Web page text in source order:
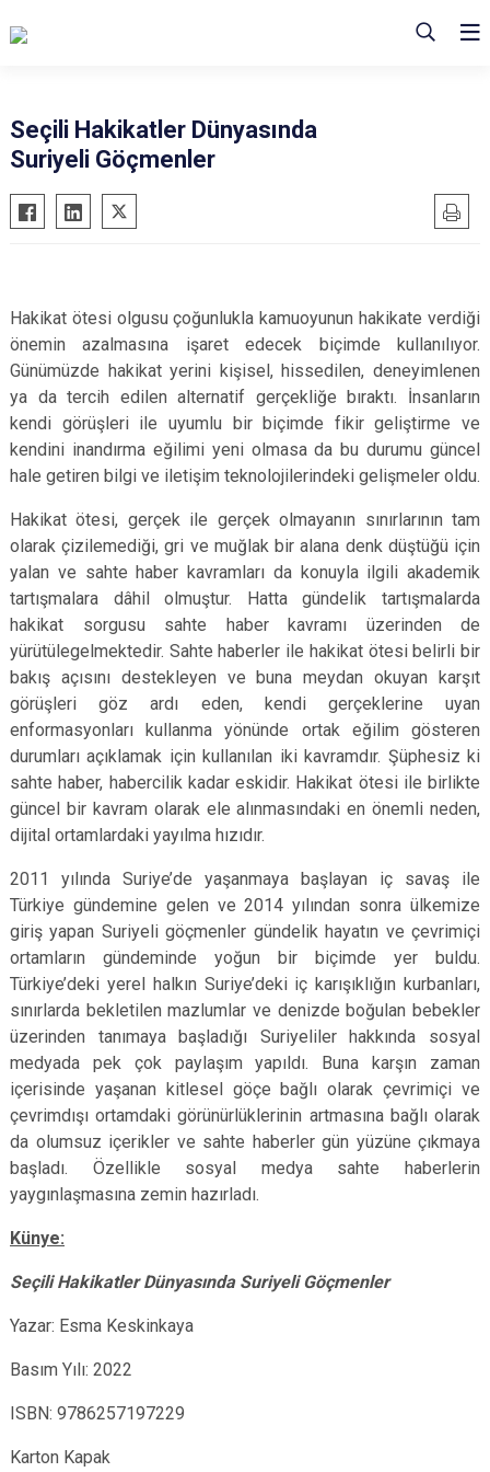
Seçili Hakikatler Dünyasında
Suriyeli Göçmenler
Hakikat ötesi olgusu çoğunlukla kamuoyunun hakikate verdiği
önemin azalmasına işaret edecek biçimde kullanılıyor.
Günümüzde hakikat yerini kişisel, hissedilen, deneyimlenen
ya da tercih edilen alternatif gerçekliğe bıraktı. İnsanların
kendi görüşleri ile uyumlu bir biçimde fikir geliştirme ve
kendini inandırma eğilimi yeni olmasa da bu durumu güncel
hale getiren bilgi ve iletişim teknolojilerindeki gelişmeler oldu.
Hakikat ötesi, gerçek ile gerçek olmayanın sınırlarının tam
olarak çizilemediği, gri ve muğlak bir alana denk düştüğü için
yalan ve sahte haber kavramları da konuyla ilgili akademik
tartışmalara dâhil olmuştur. Hatta gündelik tartışmalarda
hakikat sorgusu sahte haber kavramı üzerinden de
yürütülegelmektedir. Sahte haberler ile hakikat ötesi belirli bir
bakış açısını destekleyen ve buna meydan okuyan karşıt
görüşleri göz ardı eden, kendi gerçeklerine uyan
enformasyonları kullanma yönünde ortak eğilim gösteren
durumları açıklamak için kullanılan iki kavramdır. Şüphesiz ki
sahte haber, habercilik kadar eskidir. Hakikat ötesi ile birlikte
güncel bir kavram olarak ele alınmasındaki en önemli neden,
dijital ortamlardaki yayılma hızıdır.
2011 yılında Suriye’de yaşanmaya başlayan iç savaş ile
Türkiye gündemine gelen ve 2014 yılından sonra ülkemize
giriş yapan Suriyeli göçmenler gündelik hayatın ve çevrimiçi
ortamların gündeminde yoğun bir biçimde yer buldu.
Türkiye’deki yerel halkın Suriye’deki iç karışıklığın kurbanları,
sınırlarda bekletilen mazlumlar ve denizde boğulan bebekler
üzerinden tanımaya başladığı Suriyeliler hakkında sosyal
medyada pek çok paylaşım yapıldı. Buna karşın zaman
içerisinde yaşanan kitlesel göçe bağlı olarak çevrimiçi ve
çevrimdışı ortamdaki görünürlüklerinin artmasına bağlı olarak
da olumsuz içerikler ve sahte haberler gün yüzüne çıkmaya
başladı. Özellikle sosyal medya sahte haberlerin
yaygınlaşmasına zemin hazırladı.
Künye:
Seçili Hakikatler Dünyasında Suriyeli Göçmenler
Yazar: Esma Keskinkaya
Basım Yılı: 2022
ISBN: 9786257197229
Karton Kapak